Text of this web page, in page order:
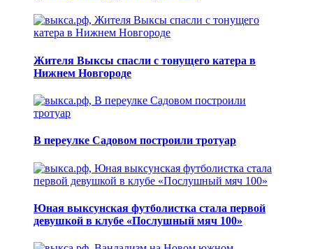
Жителя Выксы спасли с тонущего катера в
Нижнем Новгороде
В переулке Садовом построили тротуар
Юная выксунская футболистка стала первой
девушкой в клубе «Послушный мяч 100»